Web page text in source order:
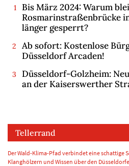
Bis März 2024: Warum
Rosmarinstraßenbrücke
länger gesperrt?
Ab sofort: Kostenlose
Düsseldorf Arcaden!
Düsseldorf-Golzheim:
an der Kaiserswerther
Tellerrand
Der Wald-Klima-Pfad verbindet eine schattige
Klanghölzern und Wissen über den